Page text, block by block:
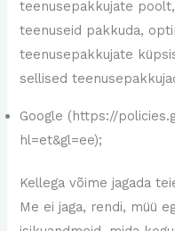
teenusepakkujate
teenuseid pakkuda,
teenusepakkujate
sellised
Google (https://
hl=et&gl=ee);
Kellega võime jagada
Me ei jaga, rendi, müü